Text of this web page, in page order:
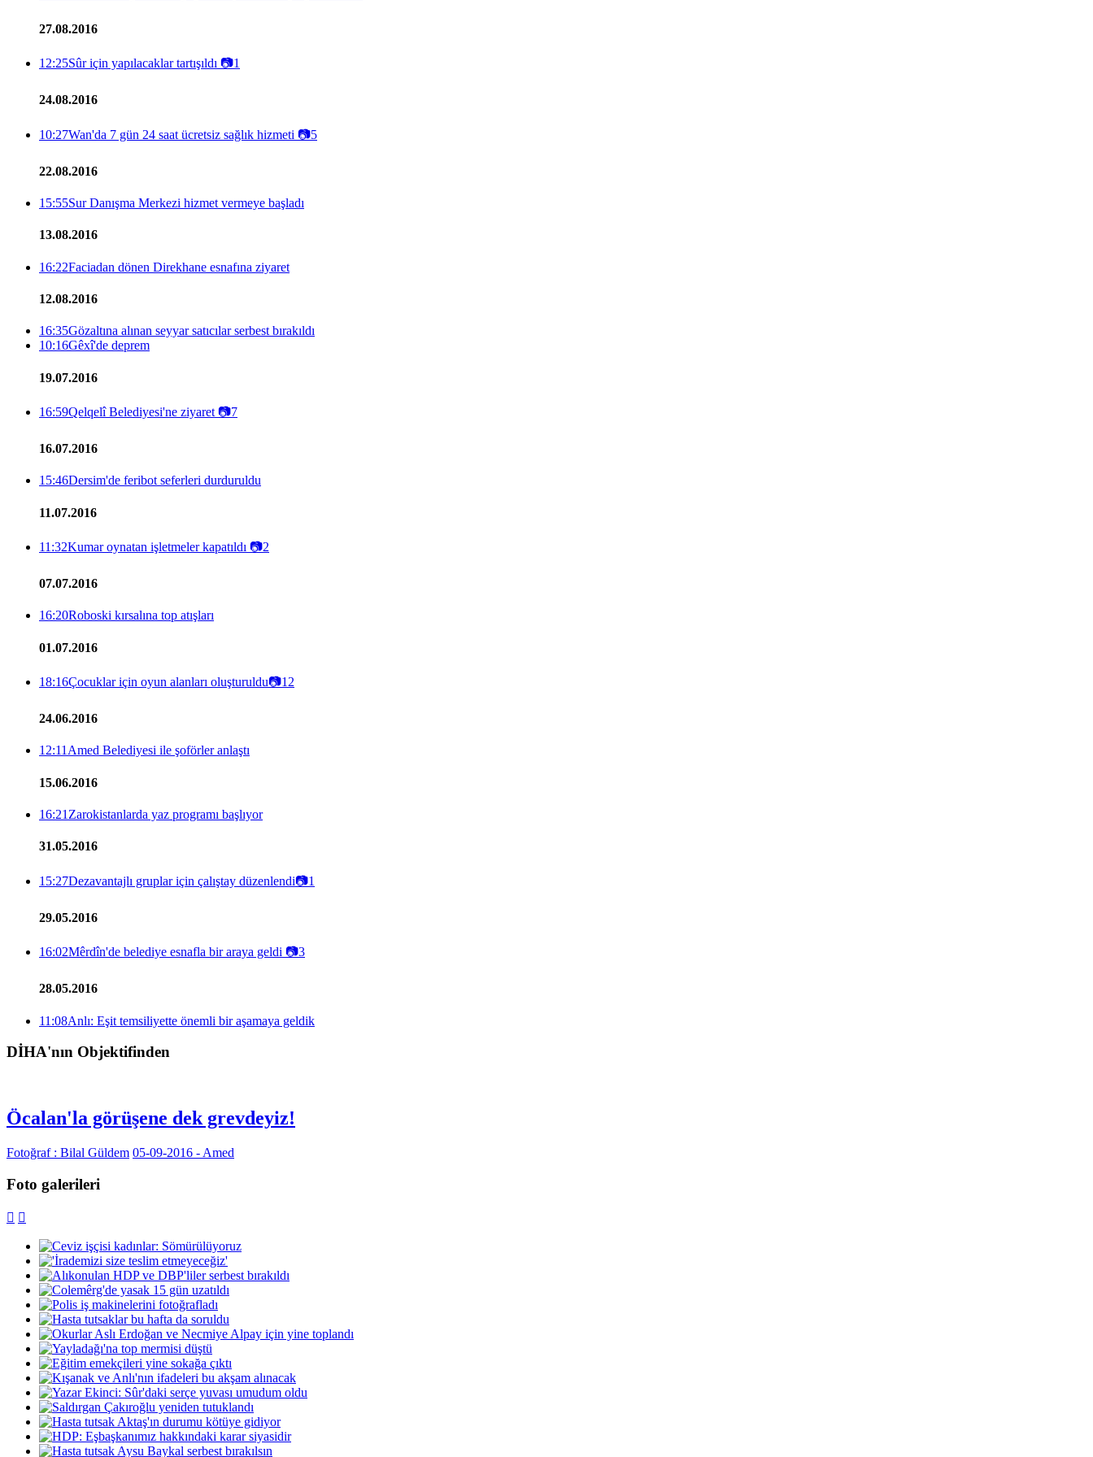
27.08.2016
12:25Sûr için yapılacaklar tartışıldı 📷1
24.08.2016
10:27Wan'da 7 gün 24 saat ücretsiz sağlık hizmeti 📷5
22.08.2016
15:55Sur Danışma Merkezi hizmet vermeye başladı
13.08.2016
16:22Faciadan dönen Direkhane esnafına ziyaret
12.08.2016
16:35Gözaltına alınan seyyar satıcılar serbest bırakıldı
10:16Gêxî'de deprem
19.07.2016
16:59Qelqelî Belediyesi'ne ziyaret 📷7
16.07.2016
15:46Dersim'de feribot seferleri durduruldu
11.07.2016
11:32Kumar oynatan işletmeler kapatıldı 📷2
07.07.2016
16:20Roboski kırsalına top atışları
01.07.2016
18:16Çocuklar için oyun alanları oluşturuldu📷12
24.06.2016
12:11Amed Belediyesi ile şoförler anlaştı
15.06.2016
16:21 Zarokistanlarda yaz programı başlıyor
31.05.2016
15:27Dezavantajlı gruplar için çalıştay düzenlendi📷1
29.05.2016
16:02Mêrdîn'de belediye esnafla bir araya geldi 📷3
28.05.2016
11:08Anlı: Eşit temsiliyette önemli bir aşamaya geldik
DİHA'nın Objektifinden
Öcalan'la görüşene dek grevdeyiz!
Fotoğraf : Bilal Güldem 05-09-2016 - Amed
Foto galerileri
 